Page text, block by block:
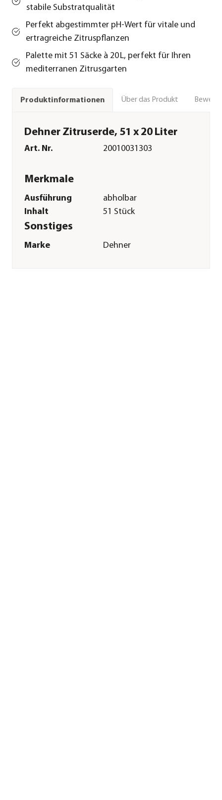
stabile Substratqualität
Perfekt abgestimmter pH-Wert für vitale und
ertragreiche Zitruspflanzen
Palette mit 51 Säcke à 20 L, perfekt für Ihren
mediterranen Zitrusgarten
Produktinformationen Über das Produkt
Dehner Zitruserde, 51 x 20 Liter
Art. Nr. 20010031303
Merkmale
Ausführung
abholbar
Inhalt
51 Stück
Sonstiges
Marke
Dehner